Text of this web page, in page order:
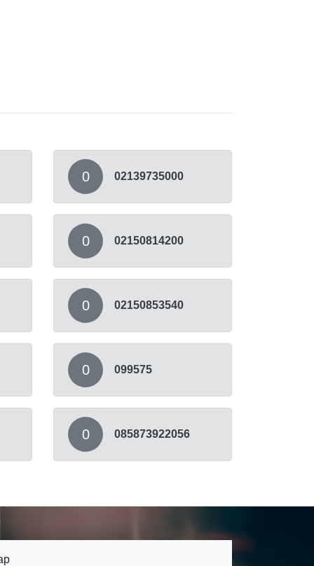
0 02139735000
0 02150814200
0 02150853540
0 099575
0 085873922056